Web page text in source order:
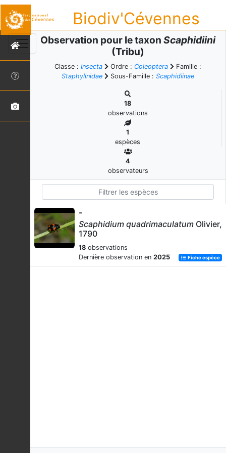
Biodiv'Cévennes
Observation pour le taxon Scaphidiini
(Tribu)
Classe : Insecta Ordre : Coleoptera
Famille :
Staphylinidae
Sous-Famille : Scaphidiinae
18
observations
1
espèces
4
observateurs
-
Scaphidium quadrimaculatum Olivier,
1790
18 observations
Dernière observation en 2025 Fiche espèce